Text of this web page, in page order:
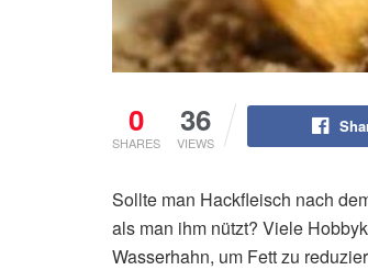
0
SHARES
36
VIEWS
Sollte man Hackfleisch nach
als man ihm nützt? Viele
Wasserhahn, um Fett zu